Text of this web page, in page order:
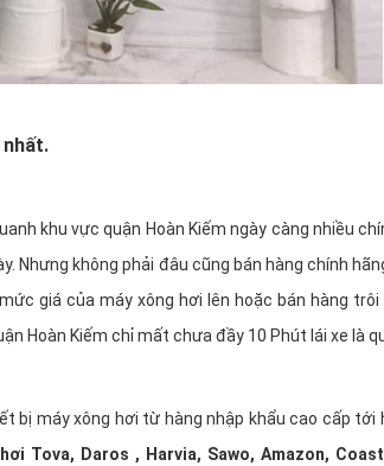
nhất.
khu vực quận Hoàn Kiếm ngày càng nhiều
Nhưng không phải đâu cũng bán hàng chính
giá của máy xông hơi lên hoặc bán hàng trôi
Hoàn Kiếm chỉ mất chưa đầy 10 Phút lái xe là
máy xông hơi từ hàng nhập khẩu cao cấp tới
Tova, Daros , Harvia, Sawo, Amazon,